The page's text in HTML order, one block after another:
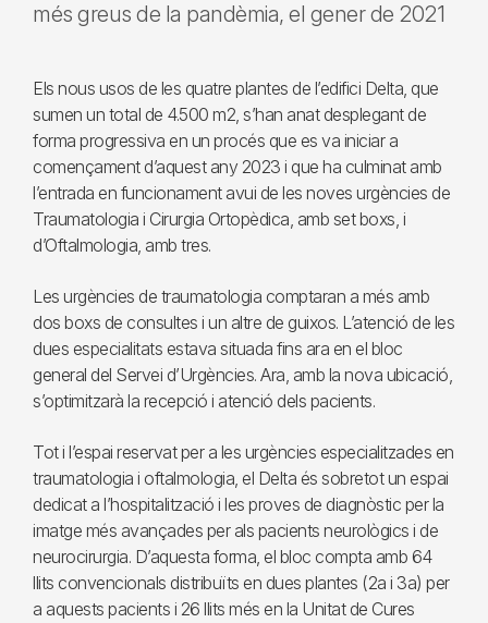
més greus de la pandèmia, el gener de 2021
Els nous usos de les quatre plantes de l’edifici Delta, que
sumen un total de 4.500 m2, s’han anat desplegant de
forma progressiva en un procés que es va iniciar a
començament d’aquest any 2023 i que ha culminat amb
l’entrada en funcionament avui de les noves urgències de
Traumatologia i Cirurgia Ortopèdica, amb set boxs, i
d’Oftalmologia, amb tres.
Les urgències de traumatologia comptaran a més amb
dos boxs de consultes i un altre de guixos. L’atenció de les
dues especialitats estava situada fins ara en el bloc
general del Servei d’Urgències. Ara, amb la nova ubicació,
s’optimitzarà la recepció i atenció dels pacients.
Tot i l’espai reservat per a les urgències especialitzades en
traumatologia i oftalmologia, el Delta és sobretot un espai
dedicat a l’hospitalització i les proves de diagnòstic per la
imatge més avançades per als pacients neurològics i de
neurocirurgia. D’aquesta forma, el bloc compta amb 64
llits convencionals distribuïts en dues plantes (2a i 3a) per
a aquests pacients i 26 llits més en la Unitat de Cures